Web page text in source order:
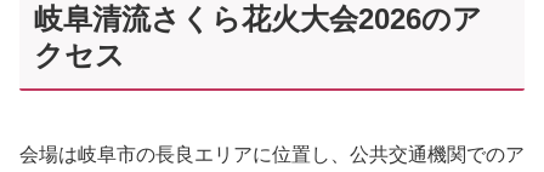
岐阜清流さくら花火大会2026のア
クセス
会場は岐阜市の長良エリアに位置し、公共交通機関でのア